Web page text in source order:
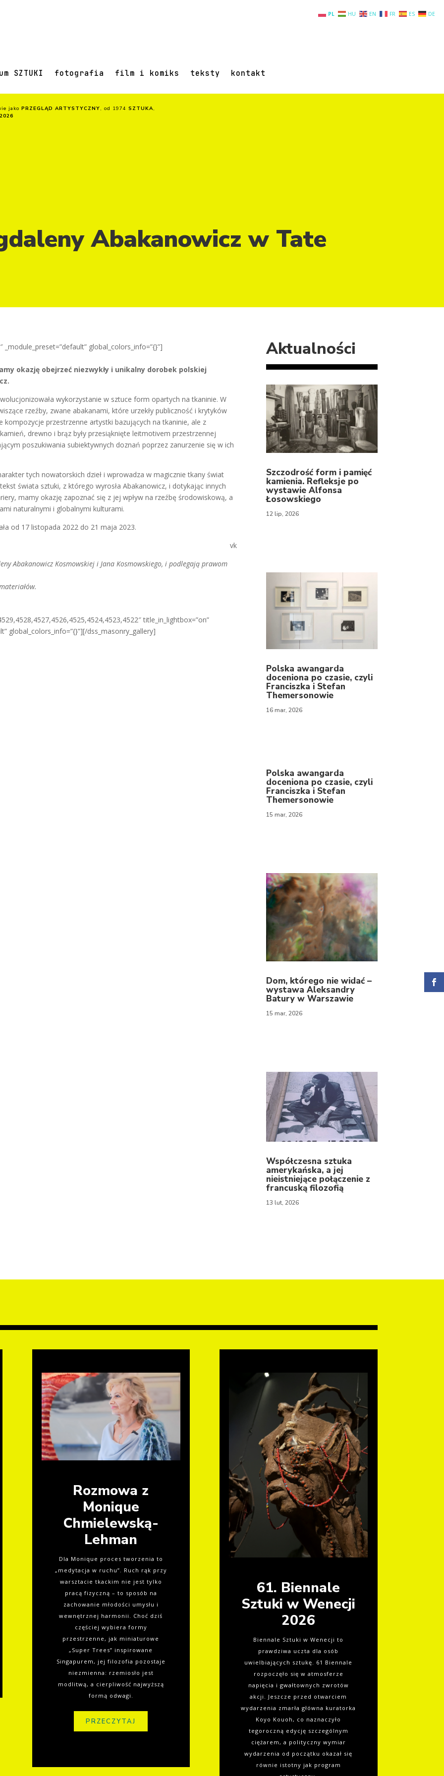
SZTUKI fotografia film i komiks teksty kontakt
jakoPRZEGLĄD ARTYSTYCZNY, od 1974SZTUKA,
Abakanowicz w Tate
global_colors_info=”{}”]
okazję obejrzeć niezwykły i unikalny dorobek polskiej
wykorzystanie w sztuce form opartych na tkaninie. W
rzeźby, zwane abakanami, które urzekły publiczność i krytyków
kompozycje przestrzenne artystki bazujących na tkaninie, ale z
drewno i brąz były przesiąknięte leitmotivem przestrzennej
poszukiwania subiektywnych doznań poprzez zanurzenie się w ich
tych nowatorskich dzieł i wprowadza w magicznie tkany świat
świata sztuki, z którego wyrosła Abakanowicz, i dotykając innych
mamy okazję zapoznać się z jej wpływ na rzeźbę środowiskową, a
naturalnymi i globalnymi kulturami.
od 17 listopada 2022 do 21 maja 2023.
vk
Abakanowicz Kosmowskiej i Jana Kosmowskiego, i podlegają prawom
title_in_lightbox=”on”
global_colors_info=”{}”][/dss_masonry_gallery]
Aktualności
Szczodrość form i pamięć
kamienia. Refleksje po
wystawie Alfonsa
Łosowskiego
12 lip, 2026
Polska awangarda
doceniona po czasie, czyli
Franciszka i Stefan
Themersonowie
16 mar, 2026
Polska awangarda
doceniona po czasie, czyli
Franciszka i Stefan
Themersonowie
15 mar, 2026
Dom, którego nie widać –
wystawa Aleksandry
Batury w Warszawie
15 mar, 2026
Współczesna sztuka
amerykańska, a jej
nieistniejące połączenie z
francuską filozofią
13 lut, 2026
Rozmowa z
Monique
Chmielewską-
Lehman
Dla Monique proces tworzenia to
„medytacja w ruchu”. Ruch rąk przy
warsztacie tkackim nie jest tylko
pracą fizyczną – to sposób na
zachowanie młodości umysłu i
wewnętrznej harmonii. Choć dziś
częściej wybiera formy
przestrzenne, jak miniaturowe
„Super Trees” inspirowane
Singapurem, jej filozofia pozostaje
niezmienna: rzemiosło jest
modlitwą, a cierpliwość najwyższą
formą odwagi.
PRZECZYTAJ
61. Biennale
Sztuki w Wenecji
2026
Biennale Sztuki w Wenecji to
prawdziwa uczta dla osób
uwielbiających sztukę. 61 Biennale
rozpoczęło się w atmosferze
napięcia i gwałtownych zwrotów
akcji. Jeszcze przed otwarciem
wydarzenia zmarła główna kuratorka
Koyo Kouoh, co naznaczyło
tegoroczną edycję szczególnym
ciężarem, a polityczny wymiar
wydarzenia od początku okazał się
równie istotny jak program
PL HU EN FR ES DE